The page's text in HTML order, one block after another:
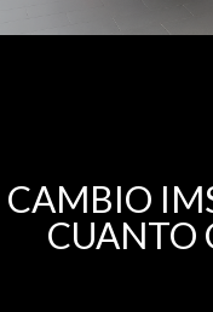
CAMBIO
CUANTO